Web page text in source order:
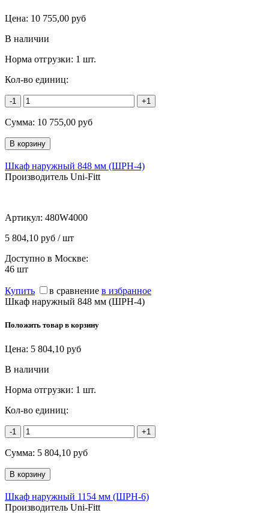
Цена: 10 755,00 руб
В наличии
Норма отгрузки: 1 шт.
Кол-во единиц:
-1 +1
Сумма: 10 755,00 руб
Шкаф наружный 848 мм (ШРН-4)
Производитель Uni-Fitt
Артикул: 480W4000
5 804,10 руб / шт
Доступно в Москве:
46 шт
Купить в сравнение в избранное
Шкаф наружный 848 мм (ШРН-4)
Положить товар в корзину
Цена: 5 804,10 руб
В наличии
Норма отгрузки: 1 шт.
Кол-во единиц:
-1 +1
Сумма: 5 804,10 руб
Шкаф наружный 1154 мм (ШРН-6)
Производитель Uni-Fitt